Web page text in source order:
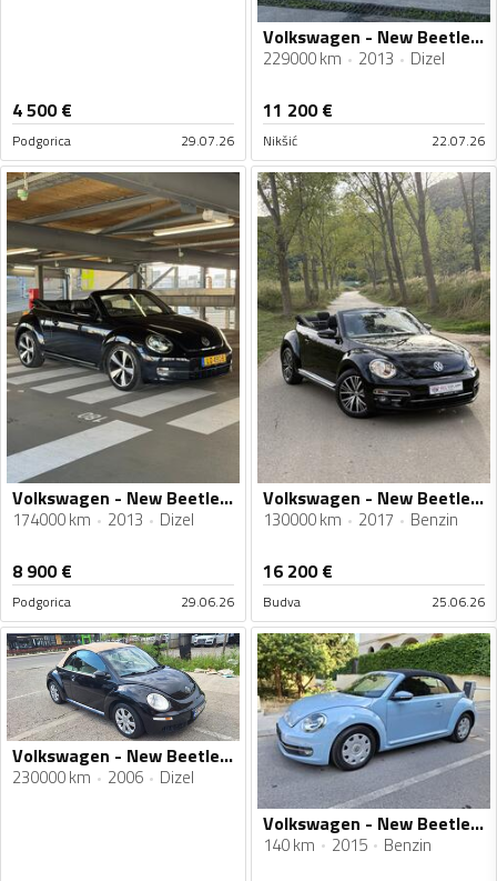
4 500€
Podgorica 29.07.26
Volkswagen - New Beetle - 2.0TDI
229000 km 2013 Dizel
11 200€
Nikšić 22.07.26
Volkswagen - New Beetle - 2.0 tdi cabrio
174000 km 2013 Dizel
8 900€
Podgorica 29.06.26
Volkswagen - New Beetle - 1.2tsi
130000 km 2017 Benzin
16 200€
Budva 25.06.26
Volkswagen - New Beetle - 1.9 TDI
230000 km 2006 Dizel
Volkswagen - New Beetle - 1.2 CABRIO
140 km 2015 Benzin